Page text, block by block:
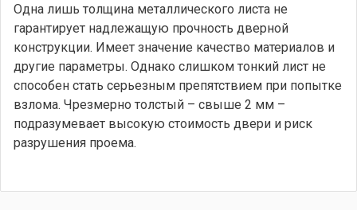
Одна лишь толщина металлического листа не
гарантирует надлежащую прочность дверной
конструкции. Имеет значение качество материалов и
другие параметры. Однако слишком тонкий лист не
способен стать серьезным препятствием при попытке
взлома. Чрезмерно толстый – свыше 2 мм –
подразумевает высокую стоимость двери и риск
разрушения проема.